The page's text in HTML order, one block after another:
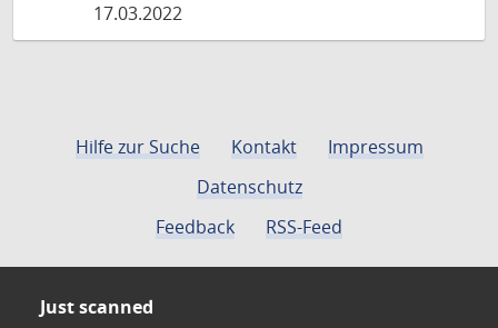
17.03.2022
Hilfe zur Suche Kontakt
Impressum
Datenschutz
Feedback
RSS-Feed
Just scanned